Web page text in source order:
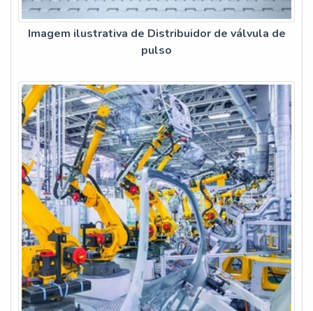
Imagem ilustrativa de Distribuidor de válvula de
pulso